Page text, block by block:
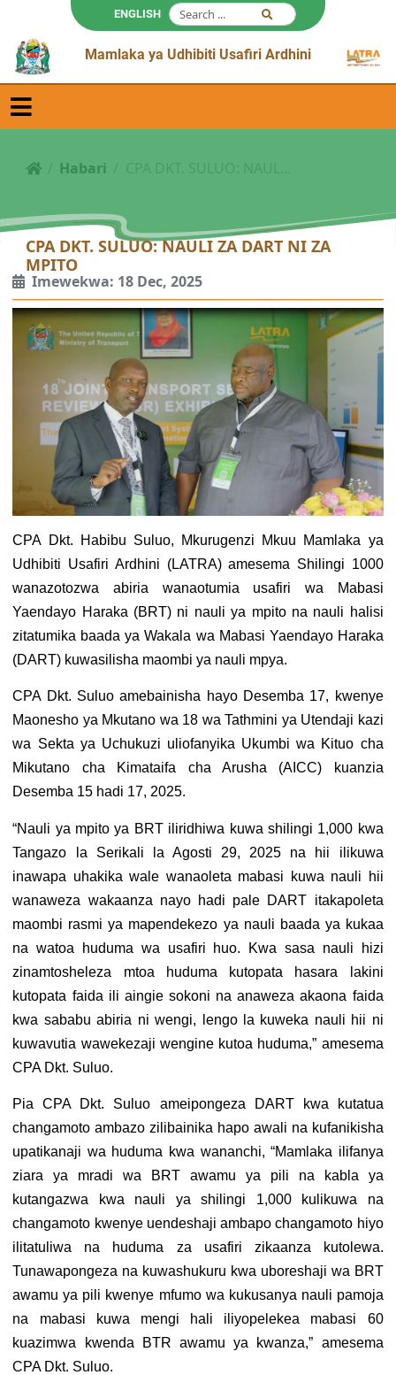
ENGLISH
Mamlaka ya Udhibiti Usafiri Ardhini
Habari
CPA DKT. SULUO: NAULI ZA DART NI ZA
MPITO
Imewekwa: 18 Dec, 2025
CPA Dkt. Habibu Suluo, Mkurugenzi Mkuu Mamlaka ya
Udhibiti Usafiri Ardhini (LATRA) amesema Shilingi 1000
wanazotozwa abiria wanaotumia usafiri wa Mabasi
Yaendayo Haraka (BRT) ni nauli ya mpito na nauli halisi
zitatumika baada ya Wakala wa Mabasi Yaendayo Haraka
(DART) kuwasilisha maombi ya nauli mpya.
CPA Dkt. Suluo amebainisha hayo Desemba 17, kwenye
Maonesho ya Mkutano wa 18 wa Tathmini ya Utendaji kazi
wa Sekta ya Uchukuzi uliofanyika Ukumbi wa Kituo cha
Mikutano cha Kimataifa cha Arusha (AICC) kuanzia
Desemba 15 hadi 17, 2025.
“Nauli ya mpito ya BRT iliridhiwa kuwa shilingi 1,000 kwa
Tangazo la Serikali la Agosti 29, 2025 na hii ilikuwa
inawapa uhakika wale wanaoleta mabasi kuwa nauli hii
wanaweza wakaanza nayo hadi pale DART itakapoleta
maombi rasmi ya mapendekezo ya nauli baada ya kukaa
na watoa huduma wa usafiri huo. Kwa sasa nauli hizi
zinamtosheleza mtoa huduma kutopata hasara lakini
kutopata faida ili aingie sokoni na anaweza akaona faida
kwa sababu abiria ni wengi, lengo la kuweka nauli hii ni
kuwavutia wawekezaji wengine kutoa huduma,” amesema
CPA Dkt. Suluo.
Pia CPA Dkt. Suluo ameipongeza DART kwa kutatua
changamoto ambazo zilibainika hapo awali na kufanikisha
upatikanaji wa huduma kwa wananchi, “Mamlaka ilifanya
ziara ya mradi wa BRT awamu ya pili na kabla ya
kutangazwa kwa nauli ya shilingi 1,000 kulikuwa na
changamoto kwenye uendeshaji ambapo changamoto hiyo
ilitatuliwa na huduma za usafiri zikaanza kutolewa.
Tunawapongeza na kuwashukuru kwa uboreshaji wa BRT
awamu ya pili kwenye mfumo wa kukusanya nauli pamoja
na mabasi kuwa mengi hali iliyopelekea mabasi 60
kuazimwa kwenda BTR awamu ya kwanza,” amesema
CPA Dkt. Suluo.